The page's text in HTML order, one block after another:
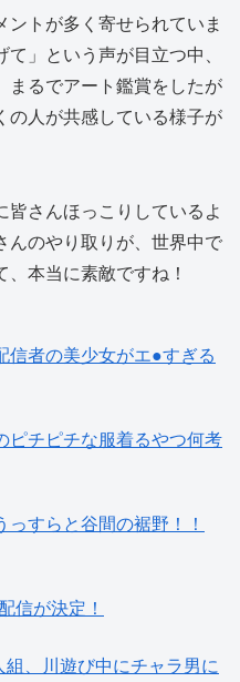
トが多く寄せられていま
」という声が目立つ中、
まるでアート鑑賞をしたが
の人が共感している様子が
さんほっこりしているよ
んのやり取りが、世界中で
本当に素敵ですね！
信者の美少女がエ●すぎる
ピチピチな服着るやつ何考
すらと谷間の裾野！！
信が決定！
組、川遊び中にチャラ男に